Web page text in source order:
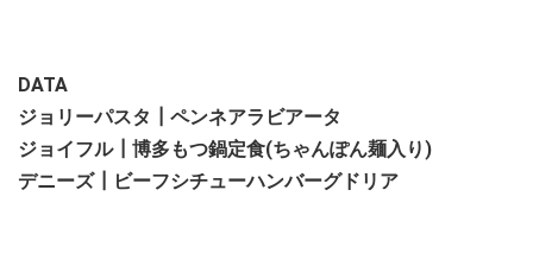
DATA
ジョリーパスタ┃ペンネアラビアータ
ジョイフル┃博多もつ鍋定食(ちゃんぽん麺入り)
デニーズ┃ビーフシチューハンバーグドリア